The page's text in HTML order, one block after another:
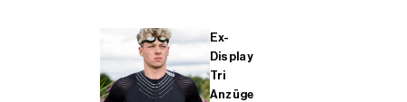
Ex-
Display
Tri
Anzüge